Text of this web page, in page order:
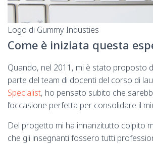
Logo di Gummy Industies
Come è iniziata questa
Quando, nel 2011, mi è stato proposto
parte del team di docenti del corso di
Specialist, ho pensato subito che
l’occasione perfetta per consolidare il
Del progetto mi ha innanzitutto colpito
che gli insegnanti fossero tutti